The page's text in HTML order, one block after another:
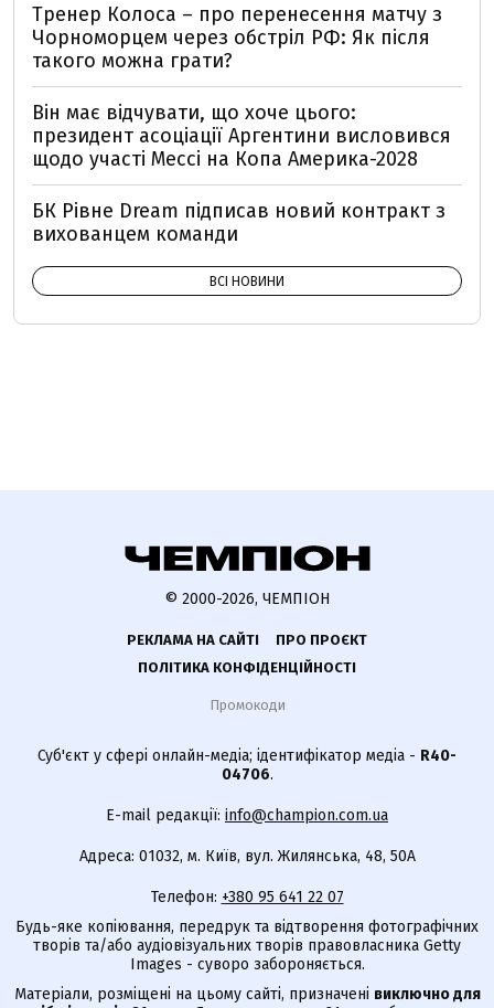
Тренер Колоса – про перенесення матчу з
Чорноморцем через обстріл РФ: Як після
такого можна грати?
Він має відчувати, що хоче цього:
президент асоціації Аргентини висловився
щодо участі Мессі на Копа Америка-2028
БК Рівне Dream підписав новий контракт з
вихованцем команди
ВСІ НОВИНИ
© 2000-2026, ЧЕМПІОН
РЕКЛАМА НА САЙТІ
ПРО ПРОЄКТ
ПОЛІТИКА КОНФІДЕНЦІЙНОСТІ
Промокоди
Суб'єкт у сфері онлайн-медіа; ідентифікатор медіа - R40-
04706.
E-mail редакції: info@champion.com.ua
Адреса: 01032, м. Київ, вул. Жилянська, 48, 50А
Телефон: +380 95 641 22 07
Будь-яке копіювання, передрук та відтворення фотографічних
творів та/або аудіовізуальних творів правовласника Getty
Images - суворо забороняється.
Матеріали, розміщені на цьому сайті, призначені виключно для